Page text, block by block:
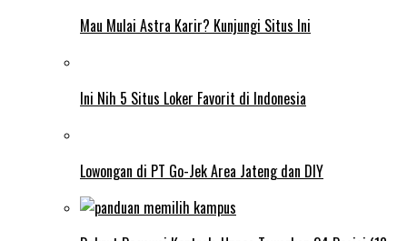
Mau Mulai Astra Karir? Kunjungi Situs Ini
Ini Nih 5 Situs Loker Favorit di Indonesia
Lowongan di PT Go-Jek Area Jateng dan DIY